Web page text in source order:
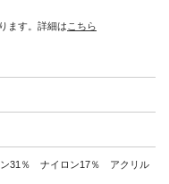
ます。詳細は こちら
31％ ナイロン17％ アクリル